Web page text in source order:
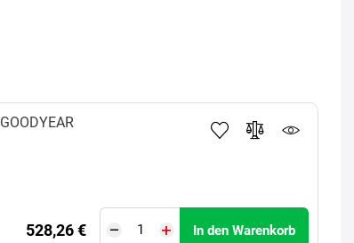
GOODYEAR
528,26 € In den Warenkorb